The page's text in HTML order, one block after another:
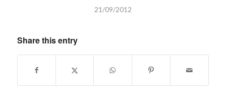
21/09/2012
Share this entry